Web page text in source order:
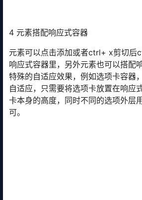
4 元素搭配响应式容器
元素可以点击添加或者ctrl+ x剪切后
响应式容器里，另外元素也可以搭配
特殊的自适应效果，例如选项卡容器
自适应，只需要将选项卡放置在响应
卡本身的高度，同时不同的选项外层
可。